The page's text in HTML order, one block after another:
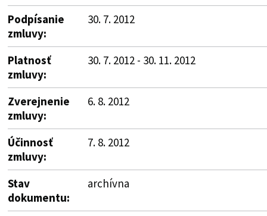
Podpísanie
zmluvy:
30. 7. 2012
Platnosť
zmluvy:
30. 7. 2012 - 30. 11. 2012
Zverejnenie
zmluvy:
6. 8. 2012
Účinnosť
zmluvy:
7. 8. 2012
Stav
dokumentu:
archívna